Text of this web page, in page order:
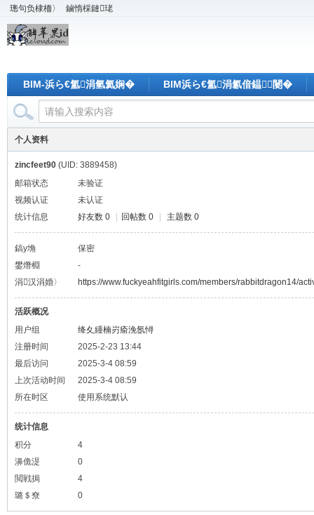
璁句负棣栭〉 鏀惰棌鏈珯
BIM-浜ら€氳涓氫氦娴� BIM浜ら€氳涓氱偣鎾闄�
个人资料
zincfeet90 (UID: 3889458)
邮箱状态
未验证
视频认证
未认证
统计信息
好友数 0 回帖数 0 主题数 0
鎬у埆
保密
鐢熸棩
-
涓汉涓婚〉
https://www.fuckyeahfitgirls.com/members/rabbitdragon14/
活跃概况
用户组
绛夊緟楠岃瘉浼氬憳
注册时间
2025-2-23 13:44
最后访问
2025-3-4 08:59
上次活动时间
2025-3-4 08:59
所在时区
使用系统默认
统计信息
积分
4
濞佹湜
0
閲戦挶
4
璐＄尞
0